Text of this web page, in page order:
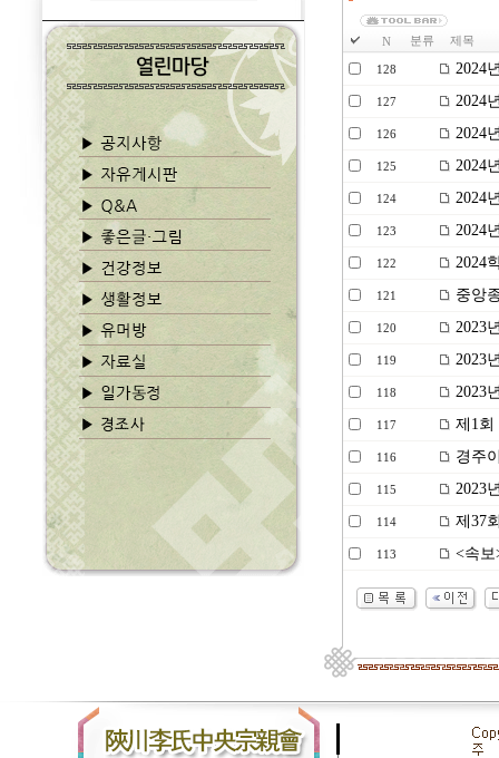
N 분류 제목
128 2024
127 2024
126 2024
125 2024
124 2024
123 2024
122 2024
121 중앙
120 2023
119 2023
118 2023
117 제1회
116 경주
115 2023
114 제37
113 <속